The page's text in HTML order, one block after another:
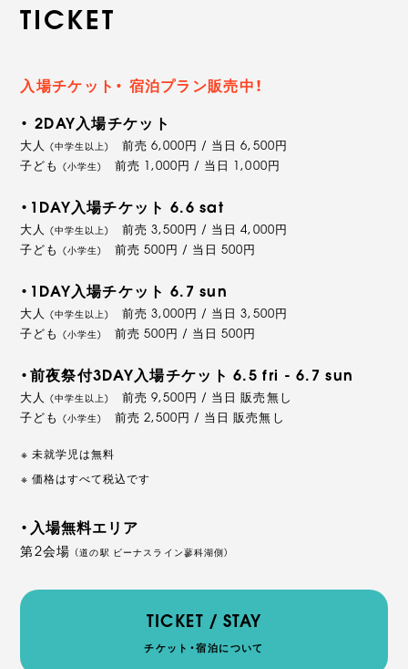
TICKET
入場チケット・ 宿泊プラン販売中！
・ 2DAY入場チケット
大人 (中学生以上)
前売 6,000円 / 当日 6,500円
子ども (小学生) 前売 1,000円 / 当日 1,000円
・1DAY入場チケット 6.6 sat
大人 (中学生以上)
前売 3,500円 / 当日 4,000円
子ども (小学生) 前売 500円 / 当日 500円
・1DAY入場チケット 6.7 sun
大人 (中学生以上)
前売 3,000円 / 当日 3,500円
子ども (小学生) 前売 500円 / 当日 500円
・前夜祭付3DAY入場チケット 6.5 fri - 6.7 sun
大人 (中学生以上)
前売 9,500円 / 当日 販売無し
子ども (小学生) 前売 2,500円 / 当日 販売無し
未就学児は無料
価格はすべて税込です
・入場無料エリア
第2会場 （道の駅 ビーナスライン蓼科湖側）
TICKET / STAY
チケット・宿泊について